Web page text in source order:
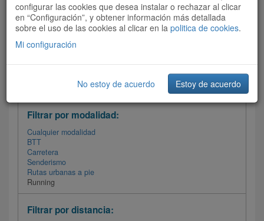
Todas las rutas Ordenar por:Más recientes
Filtrar las rutas
Filtrar por modalidad:
Cualquier modalidad
BTT
Carretera
Senderismo
Rutas urbanas a pie
Running
Filtrar por distancia:
configurar las cookies que desea instalar o rechazar al clicar
en “Configuración”, y obtener información más detallada
sobre el uso de las cookies al clicar en la politica de cookies.
Mi configuración
No estoy de acuerdo Estoy de acuerdo